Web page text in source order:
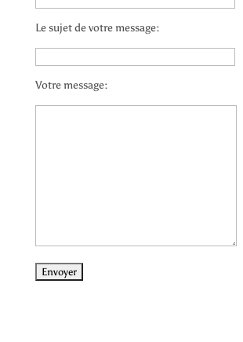
Le sujet de votre message:
Votre message: